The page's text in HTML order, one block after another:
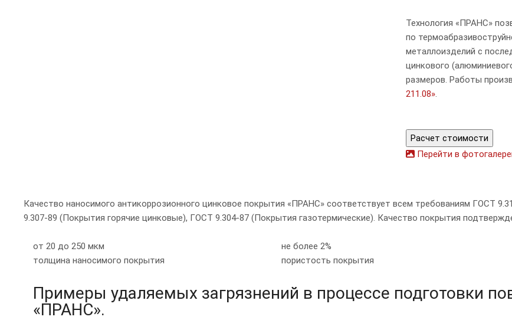
Технология «ПРАНС»
по
металлоизделий с
цинкового
размеров. Работы
211.08».
Расчет стоимости
Перейти в
Качество наносимого антикоррозионного цинковое покрытия «ПРАНС» соответствует всем требованиям ГОСТ
9.307-89 (Покрытия горячие цинковые), ГОСТ 9.304-87 (Покрытия газотермические). Качество покрытия
от 20 до 250 мкм
толщина наносимого покрытия
не более2%
пористость покрытия
Примеры удаляемых загрязнений в процессе подготовки
«ПРАНС».